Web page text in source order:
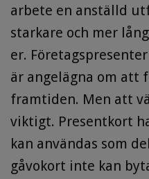
arbete en anställd
starkare och mer
er.
är angelägna om att
framtiden. Men att
viktigt. Presentkort
kan användas som
gåvokort inte kan